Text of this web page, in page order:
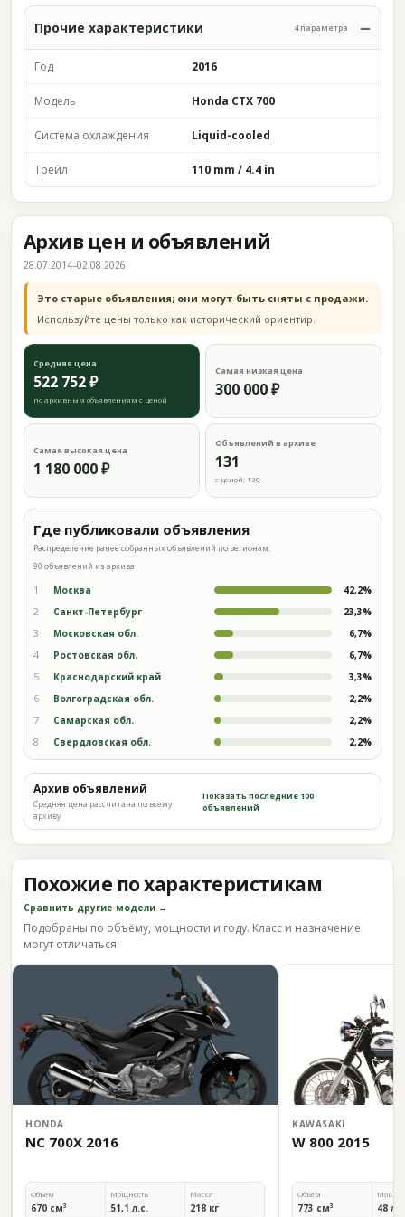
Прочие характеристики 4 параметра
Год 2016
Модель Honda CTX 700
Система охлаждения Liquid-cooled
Трейл 110 mm / 4.4 in
Архив цен и объявлений
28.07.2014–02.08.2026
Это старые объявления; они могут быть сняты с продажи.
Используйте цены только как исторический ориентир.
Средняя цена
522 752 ₽
по архивным объявлениям с ценой
Самая низкая цена
300 000 ₽
Самая высокая цена
1 180 000 ₽
Объявлений в архиве
131
с ценой: 130
Где публиковали объявления
Распределение ранее собранных объявлений по регионам.
90 объявлений из архива
1 Москва 42,2%
2 Санкт-Петербург 23,3%
3 Московская обл. 6,7%
4 Ростовская обл. 6,7%
5 Краснодарский край 3,3%
6 Волгоградская обл. 2,2%
7 Самарская обл. 2,2%
8 Свердловская обл. 2,2%
Архив объявлений
Средняя цена рассчитана по всему
архиву
Показать последние 100
объявлений
Похожие по характеристикам
Сравнить другие модели →
Подобраны по объёму, мощности и году. Класс и назначение
могут отличаться.
HONDA
NC 700X 2016
Объём
670 см³
Мощность
51,1 л.с.
Масса
218 кг
KAWASAKI
W 800 2015
Объём
773 см³ 48